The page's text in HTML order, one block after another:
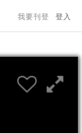
我要刊登 登入